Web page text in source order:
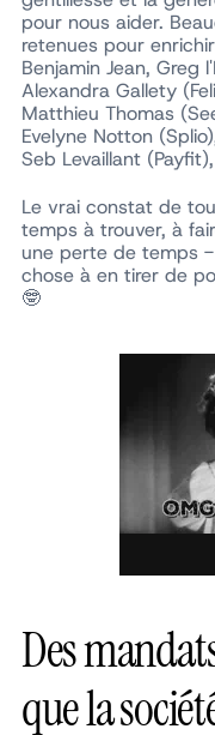
pour nous aider.
retenues pour
Benjamin Jean, Greg
Alexandra Gallety
Matthieu Thomas
Evelyne Notton
Seb Levaillant
Le vrai constat de
temps à trouver, à
une perte de temps
chose à en tirer de
🤓
Des
que la